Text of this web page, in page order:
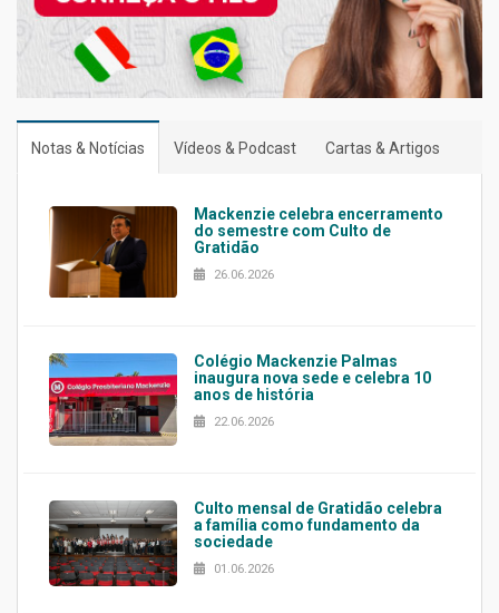
Notas & Notícias Vídeos & Podcast Cartas & Artigos
Mackenzie celebra encerramento
do semestre com Culto de
Gratidão
26.06.2026
Colégio Mackenzie Palmas
inaugura nova sede e celebra 10
anos de história
22.06.2026
Culto mensal de Gratidão celebra
a família como fundamento da
sociedade
01.06.2026